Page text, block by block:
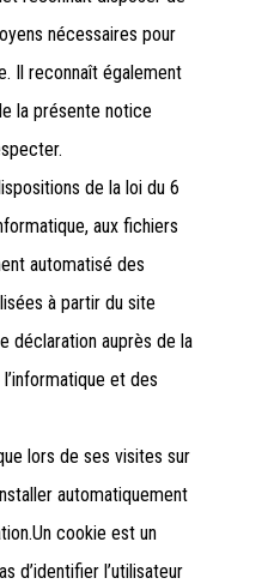
nécessaires pour
Il reconnaît également
la présente notice
de la loi du 6
aux fichiers
automatisé des
à partir du site
déclaration auprès de la
et des
lors de ses visites sur
automatiquement
cookie est un
d’identifier l’utilisateur